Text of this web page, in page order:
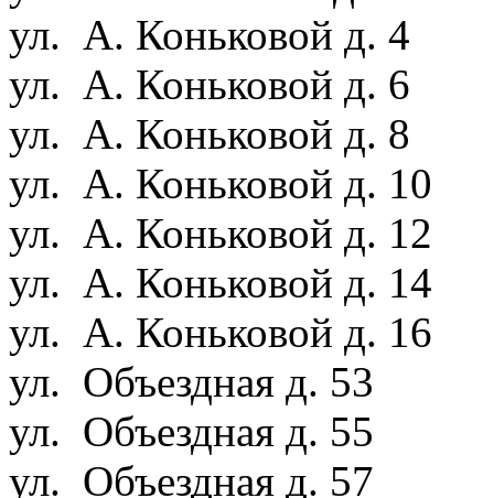
ул. А. Коньковой д. 4
ул. А. Коньковой д. 6
ул. А. Коньковой д. 8
ул. А. Коньковой д. 10
ул. А. Коньковой д. 12
ул. А. Коньковой д. 14
ул. А. Коньковой д. 16
ул. Объездная д. 53
ул. Объездная д. 55
ул. Объездная д. 57